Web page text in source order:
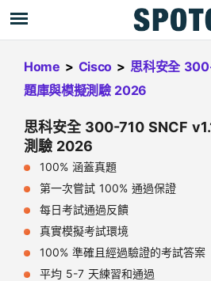
Home > Cisco > 思科安全
題庫與模擬測驗 2026
思科安全 300-710 SNCF
測驗 2026
100% 涵蓋真題
第一次嘗試 100% 通過保證
每日考試通過反饋
真實模擬考試環境
100% 準確且經過驗證的考試答案
平均 5-7 天練習和通過